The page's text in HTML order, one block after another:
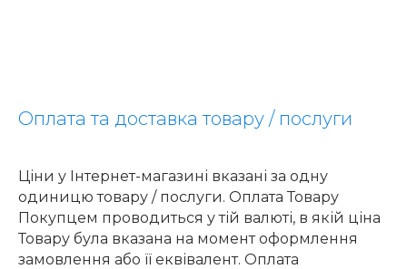
Оплата та доставка товару / послуги
Ціни у Інтернет-магазині вказані за одну
одиницю товару / послуги. Оплата Товару
Покупцем проводиться у тій валюті, в якій ціна
Товару була вказана на момент оформлення
замовлення або її еквівалент. Оплата